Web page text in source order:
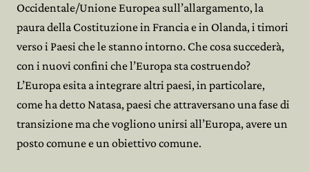
Occidentale/Unione Europea sull’allargamento, la
paura della Costituzione in Francia e in Olanda, i timori
verso i Paesi che le stanno intorno. Che cosa succederà,
con i nuovi confini che l’Europa sta costruendo?
L’Europa esita a integrare altri paesi, in particolare,
come ha detto Natasa, paesi che attraversano una fase di
transizione ma che vogliono unirsi all’Europa, avere un
posto comune e un obiettivo comune.